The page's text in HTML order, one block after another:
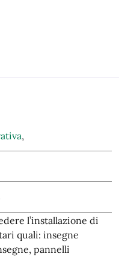
,
l’installazione di
quali: insegne
pannelli